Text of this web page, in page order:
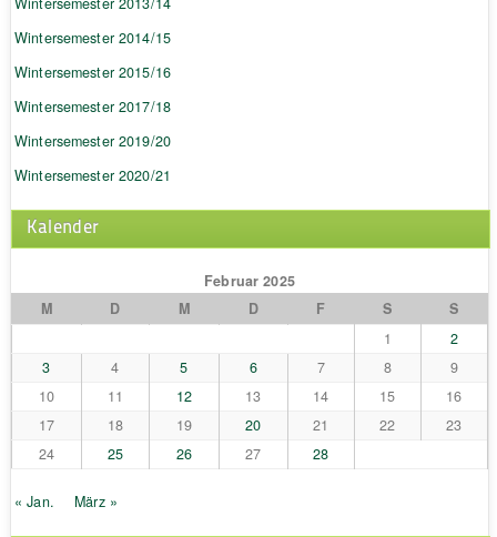
Wintersemester 2014/15
Wintersemester 2015/16
Wintersemester 2017/18
Wintersemester 2019/20
Wintersemester 2020/21
Kalender
Februar 2025
M
D M D F S
S
1
2
3
4 5 6 7 8
9
10
11 12 13 14 15
16
17
18 19 20 21 22
23
24
25 26 27 28
« Jan. März »